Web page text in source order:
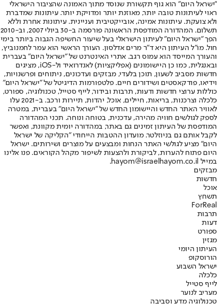
"ישראל היום" הוא גוף תקשורת שנוסד מתוך האמונה שהציבור הישראלי
ראוי לעיתונות טובה יותר, מאוזנת יותר ומדויקת יותר. עיתונות שמדברת
ולא צועקת. עיתונות אמינה, אובייקטיבית ועניינית. עיתונות אחרת וללא
תשלום. המהדורה המודפסת הראשונה פורסמה ב-30 ביולי 2007, וב-2010
הפך "ישראל היום" לעיתון הישראלי בעל שיעור החשיפה הגבוה ביותר בימי
חול. מו"ל העיתון היא ד"ר מרים אדלסון. העורך הראשי הוא עמר לחמנוביץ,
והעורך המייסד הוא עמוס רגב. אתרי האינטרנט של "ישראל היום" בעברית
ובאנגלית, כמו כן היישומונים (אפליקציות) לאנדרואיד ול-iOS, מציגים
חדשות מסביב לשעון, תוכן בלעדי, מבזקים ועדכונים, ניתוחים ופרשנויות,
וידיאו, פודקאסטים ושידורים חיים. פלטפורמות הדיגיטל של "ישראל היום"
כוללות ערוצי חדשות ודעות, תרבות ובידור, לייף סטייל, טכנולוגיה, ספורט,
כלכלה וצרכנות, בריאות, חיילים, אוכל, יהדות, תיירות ורכב. ב-2021 עלו
לאוויר האתר החדש והיישומון החדש של "ישראל היום" בעברית, במטרה
לספק לגולשים חוויה מהירה, עדכנית, בטוחה ונוחה. תכני המהדורה
המודפסת של העיתון זמינים גם באתר, במהדורה יומית מקוונת, ואפשר
לקבל אותם גם בניוזלטר. מועדון ההטבות הייחודי "הקליקה של ישראל
היום" מציע לגולשי האתר הנחות ומבצעים על מוצרים ושירותים. ישראל
היום פתוח להערות, לביקורת ולהצעות לשיפור מקהל הקוראים. פנו אלינו
במייל hayom@israelhayom.co.il.
מבזקים
חדשות
אוכל
תשחץ
ForReal
תרבות
דעות
ספורט
מגזין
העיתון היומי
הורוסקופ
ישראל השבוע
כלכלה
לייף סטייל
מעריב לנוער
טכנולוגיה מדע וסביבה